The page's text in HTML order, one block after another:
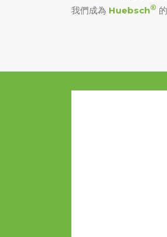
我們成為 Huebsch®